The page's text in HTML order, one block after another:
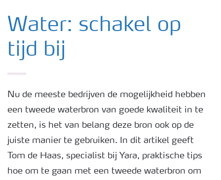
Nieuwsbrieven
Gewassen
Toolbox
Grow the future
Meststoffen veiligheid
Water: schakel op
tijd bij
Nu de meeste bedrijven de mogelijkheid hebben
een tweede waterbron van goede kwaliteit in te
zetten, is het van belang deze bron ook op de
juiste manier te gebruiken. In dit artikel geeft
Tom de Haas, specialist bij Yara, praktische tips
hoe om te gaan met een tweede waterbron om